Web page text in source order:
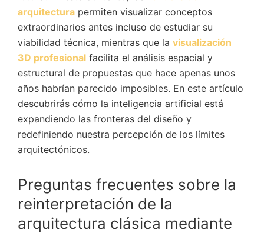
arquitectura permiten visualizar conceptos
extraordinarios antes incluso de estudiar su
viabilidad técnica, mientras que la visualización
3D profesional facilita el análisis espacial y
estructural de propuestas que hace apenas unos
años habrían parecido imposibles. En este artículo
descubrirás cómo la inteligencia artificial está
expandiendo las fronteras del diseño y
redefiniendo nuestra percepción de los límites
arquitectónicos.
Preguntas frecuentes sobre la
reinterpretación de la
arquitectura clásica mediante